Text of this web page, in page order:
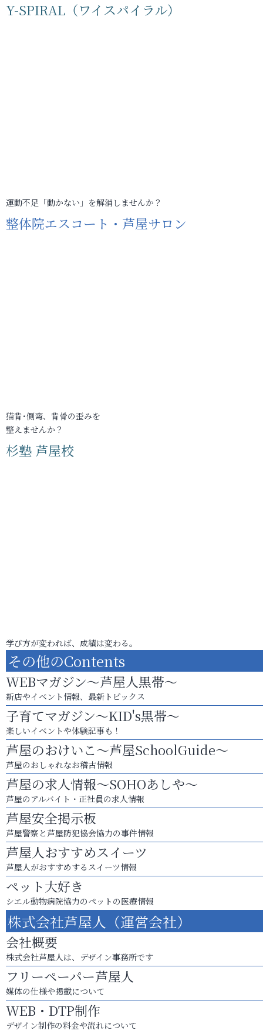
Y-SPIRAL（ワイスパイラル）
運動不足「動かない」を解消しませんか？
整体院エスコート・芦屋サロン
猫背･側弯、背骨の歪みを
整えませんか？
杉塾 芦屋校
学び方が変われば、成績は変わる。
その他のContents
WEBマガジン～芦屋人黒帯～
新店やイベント情報、最新トピックス
子育てマガジン～KID's黒帯～
楽しいイベントや体験記事も！
芦屋のおけいこ～芦屋SchoolGuide～
芦屋のおしゃれなお稽古情報
芦屋の求人情報～SOHOあしや～
芦屋のアルバイト・正社員の求人情報
芦屋安全掲示板
芦屋警察と芦屋防犯協会協力の事件情報
芦屋人おすすめスイーツ
芦屋人がおすすめするスイーツ情報
ペット大好き
シエル動物病院協力のペットの医療情報
株式会社芦屋人（運営会社）
会社概要
株式会社芦屋人は、デザイン事務所です
フリーペーパー芦屋人
媒体の仕様や掲載について
WEB・DTP制作
デザイン制作の料金や流れについて